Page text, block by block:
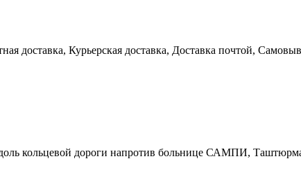
доставка, Курьерская доставка, Доставка почтой,
кольцевой дороги напротив больнице САМПИ,